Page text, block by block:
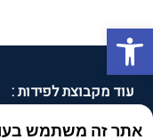
פתח סרגל נגישות
אתר זה משתמש
עוד מקבוצת לפידות :
| ספאטון | ספיד